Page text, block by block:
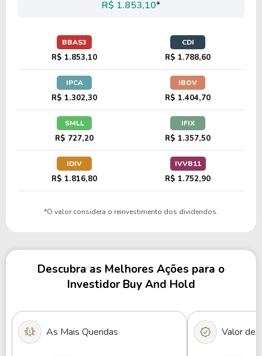
R$ 1.853,10*
BBAS3
R$ 1.853,10
CDI
R$ 1.788,60
IPCA
R$ 1.302,30
IBOV
R$ 1.404,70
SMLL
R$ 727,20
IFIX
R$ 1.357,50
IDIV
R$ 1.816,80
IVVB11
R$ 1.752,90
*O valor considera o reinvestimento dos dividendos.
Descubra as Melhores Ações para o
Investidor Buy And Hold
As Mais Queridas Valor de